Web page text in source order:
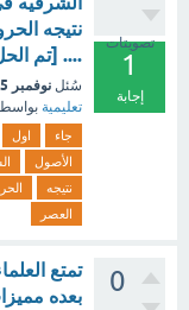
تصويتات
1
إجابة
نتيجه
.... [تم
سُئل نوفمبر 25، 2025
تعليمية
جاء اول
الأصول
نتيجه
العصر
0
تمتع
بعده